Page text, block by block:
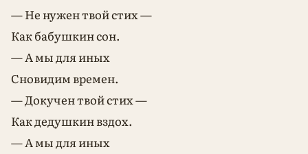
— Не нужен твой стих —
Как бабушкин сон.
— А мы для иных
Сновидим времен.
— Докучен твой стих —
Как дедушкин вздох.
— А мы для иных